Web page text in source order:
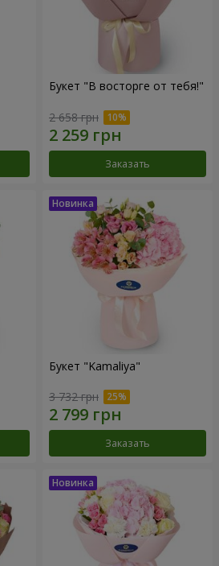
Букет "В восторге от тебя!"
2 658 грн
Заказать
Букет "Kamaliya"
3 732 грн
Заказать